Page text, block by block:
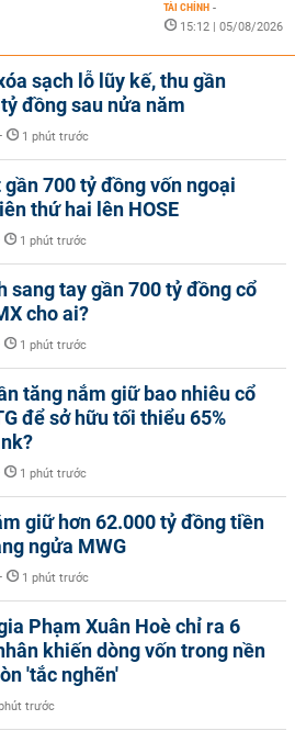
TÀI CHÍNH -
15:12 | 05/08/2026
sạch lỗ lũy kế, thu gần
đồng sau nửa năm
- 1 phút trước
gần 700 tỷ đồng vốn ngoại
thứ hai lên HOSE
1 phút trước
sang tay gần 700 tỷ đồng cổ
cho ai?
1 phút trước
tăng nắm giữ bao nhiêu cổ
để sở hữu tối thiểu 65%
1 phút trước
giữ hơn 62.000 tỷ đồng tiền
ngửa MWG
- 1 phút trước
Phạm Xuân Hoè chỉ ra 6
khiến dòng vốn trong nền
'tắc nghẽn'
trước